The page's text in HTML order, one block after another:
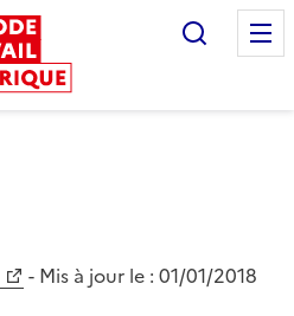
- Mis à jour le : 01/01/2018